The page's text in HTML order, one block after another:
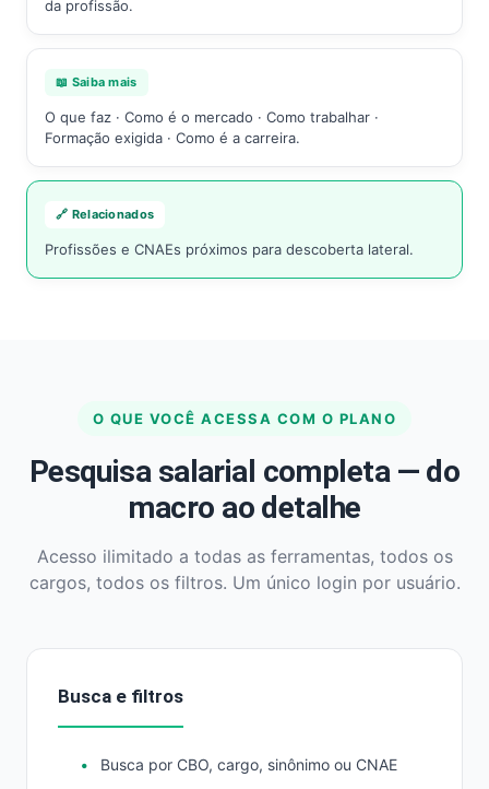
da profissão.
📖 Saiba mais
O que faz · Como é o mercado · Como trabalhar ·
Formação exigida · Como é a carreira.
🔗 Relacionados
Profissões e CNAEs próximos para descoberta lateral.
O QUE VOCÊ ACESSA COM O PLANO
Pesquisa salarial completa — do
macro ao detalhe
Acesso ilimitado a todas as ferramentas, todos os
cargos, todos os filtros. Um único login por usuário.
Busca e filtros
Busca por CBO, cargo, sinônimo ou CNAE